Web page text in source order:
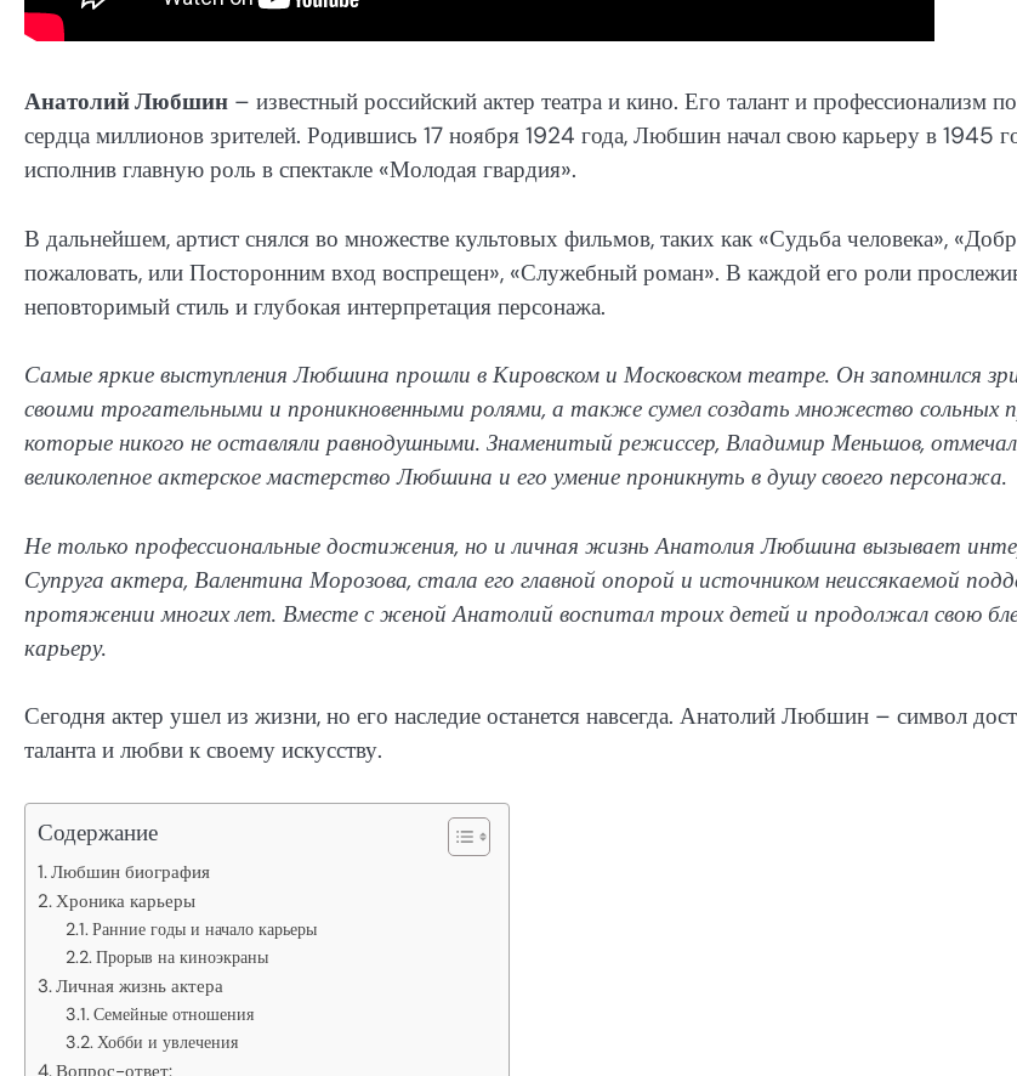
Анатолий Любшин – известный российский актер театра и кино. Его талант и профессионализм
сердца миллионов зрителей. Родившись 17 ноября 1924 года, Любшин начал свою карьеру в 1945
исполнив главную роль в спектакле «Молодая гвардия».
В дальнейшем, артист снялся во множестве культовых фильмов, таких как «Судьба человека»,
пожаловать, или Посторонним вход воспрещен», «Служебный роман». В каждой его роли
неповторимый стиль и глубокая интерпретация персонажа.
Самые яркие выступления Любшина прошли в Кировском и Московском театре. Он запомнился
своими трогательными и проникновенными ролями, а также сумел создать множество сольных
которые никого не оставляли равнодушными. Знаменитый режиссер, Владимир Меньшов, отмечал
великолепное актерское мастерство Любшина и его умение проникнуть в душу своего персонажа.
Не только профессиональные достижения, но и личная жизнь Анатолия Любшина вызывает
Супруга актера, Валентина Морозова, стала его главной опорой и источником неиссякаемой
протяжении многих лет. Вместе с женой Анатолий воспитал троих детей и продолжал свою
карьеру.
Сегодня актер ушел из жизни, но его наследие останется навсегда. Анатолий Любшин – символ
таланта и любви к своему искусству.
Содержание
Любшин биография
Хроника карьеры
Ранние годы и начало карьеры
Прорыв на киноэкраны
Личная жизнь актера
Семейные отношения
Хобби и увлечения
Вопрос-ответ: